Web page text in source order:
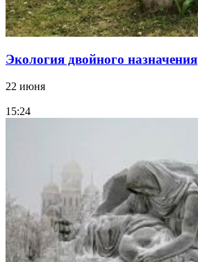
Экология двойного назначения
22 июня
15:24